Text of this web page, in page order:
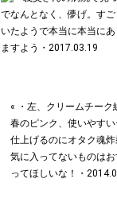
« ・左、クリームチーク
春のピンク、使いやす
仕上げるのにオタク魂
気に入ってないものは
ってほしいな！・